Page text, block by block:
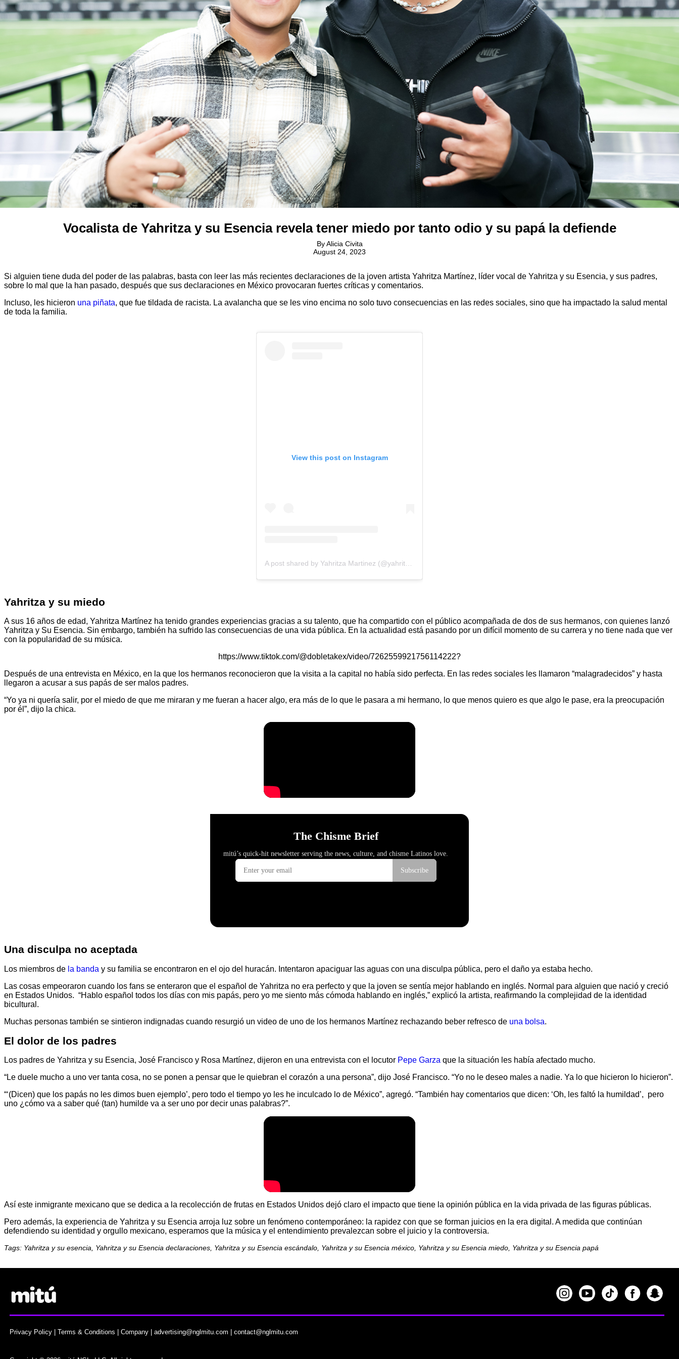
Vocalista de Yahritza y su Esencia revela tener miedo por tanto odio y su papá la defiende
ByAlicia Civita
August 24, 2023
Si alguien tiene duda del poder de las palabras, basta con leer las más recientes declaraciones de la joven artista Yahritza Martínez, líder vocal de Yahritza y su Esencia, y sus padres,
sobre lo mal que la han pasado, después que sus declaraciones en México provocaran fuertes críticas y comentarios.
Incluso, les hicieron una piñata, que fue tildada de racista. La avalancha que se les vino encima no solo tuvo consecuencias en las redes sociales, sino que ha impactado la salud mental
de toda la familia.
View this post on Instagram
Yahritza y su miedo
A sus 16 años de edad, Yahritza Martínez ha tenido grandes experiencias gracias a su talento, que ha compartido con el público acompañada de dos de sus hermanos, con quienes lanzó
Yahritza y Su Esencia. Sin embargo, también ha sufrido las consecuencias de una vida pública. En la actualidad está pasando por un difícil momento de su carrera y no tiene nada que ver
con la popularidad de su música.
https://www.tiktok.com/@dobletakex/video/7262559921756114222?
Después de una entrevista en México, en la que los hermanos reconocieron que la visita a la capital no había sido perfecta. En las redes sociales les llamaron “malagradecidos” y hasta
llegaron a acusar a sus papás de ser malos padres.
“Yo ya ni quería salir, por el miedo de que me miraran y me fueran a hacer algo, era más de lo que le pasara a mi hermano, lo que menos quiero es que algo le pase, era la preocupación
por él”, dijo la chica.
Una disculpa no aceptada
Los miembros de la banda y su familia se encontraron en el ojo del huracán. Intentaron apaciguar las aguas con una disculpa pública, pero el daño ya estaba hecho.
Las cosas empeoraron cuando los fans se enteraron que el español de Yahritza no era perfecto y que la joven se sentía mejor hablando en inglés. Normal para alguien que nació y creció
en Estados Unidos. “Hablo español todos los días con mis papás, pero yo me siento más cómoda hablando en inglés,” explicó la artista, reafirmando la complejidad de la identidad
bicultural.
Muchas personas también se sintieron indignadas cuando resurgió un video de uno de los hermanos Martínez rechazando beber refresco de una bolsa.
El dolor de los padres
Los padres de Yahritza y su Esencia, José Francisco y Rosa Martínez, dijeron en una entrevista con el locutor Pepe Garza que la situación les había afectado mucho.
“Le duele mucho a uno ver tanta cosa, no se ponen a pensar que le quiebran el corazón a una persona”, dijo José Francisco. “Yo no le deseo males a nadie. Ya lo que hicieron lo hicieron”.
“‘(Dicen) que los papás no les dimos buen ejemplo’, pero todo el tiempo yo les he inculcado lo de México”, agregó. “También hay comentarios que dicen: ‘Oh, les faltó la humildad’, pero
uno ¿cómo va a saber qué (tan) humilde va a ser uno por decir unas palabras?”.
Así este inmigrante mexicano que se dedica a la recolección de frutas en Estados Unidos dejó claro el impacto que tiene la opinión pública en la vida privada de las figuras públicas.
Pero además, la experiencia de Yahritza y su Esencia arroja luz sobre un fenómeno contemporáneo: la rapidez con que se forman juicios en la era digital. A medida que continúan
defendiendo su identidad y orgullo mexicano, esperamos que la música y el entendimiento prevalezcan sobre el juicio y la controversia.
Tags: Yahritza y su esencia, Yahritza y su Esencia declaraciones, Yahritza y su Esencia escándalo, Yahritza y su Esencia méxico, Yahritza y su Esencia miedo, Yahritza y su Esencia papá
Privacy Policy |Terms & Conditions |Company |advertising@nglmitu.com |contact@nglmitu.com